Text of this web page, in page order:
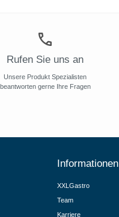
Rufen Sie uns an
Unsere Produkt Spezialisten
beantworten gerne Ihre Fragen
Informationen
XXLGastro
Team
Karriere